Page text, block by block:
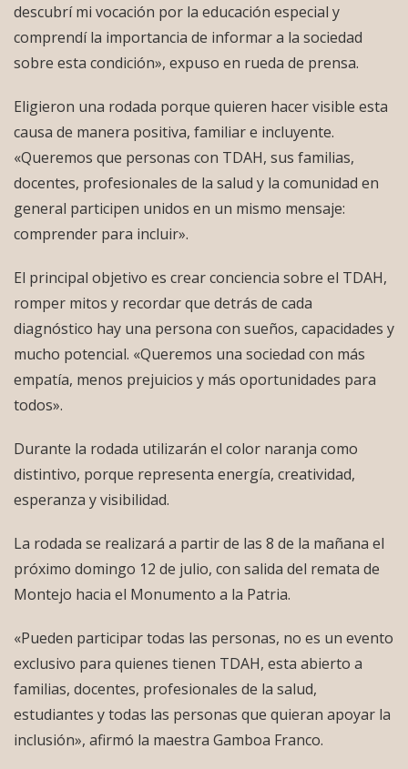
descubrí mi vocación por la educación especial y
comprendí la importancia de informar a la sociedad
sobre esta condición», expuso en rueda de prensa.
Eligieron una rodada porque quieren hacer visible esta
causa de manera positiva, familiar e incluyente.
«Queremos que personas con TDAH, sus familias,
docentes, profesionales de la salud y la comunidad en
general participen unidos en un mismo mensaje:
comprender para incluir».
El principal objetivo es crear conciencia sobre el TDAH,
romper mitos y recordar que detrás de cada
diagnóstico hay una persona con sueños, capacidades y
mucho potencial. «Queremos una sociedad con más
empatía, menos prejuicios y más oportunidades para
todos».
Durante la rodada utilizarán el color naranja como
distintivo, porque representa energía, creatividad,
esperanza y visibilidad.
La rodada se realizará a partir de las 8 de la mañana el
próximo domingo 12 de julio, con salida del remata de
Montejo hacia el Monumento a la Patria.
«Pueden participar todas las personas, no es un evento
exclusivo para quienes tienen TDAH, esta abierto a
familias, docentes, profesionales de la salud,
estudiantes y todas las personas que quieran apoyar la
inclusión», afirmó la maestra Gamboa Franco.